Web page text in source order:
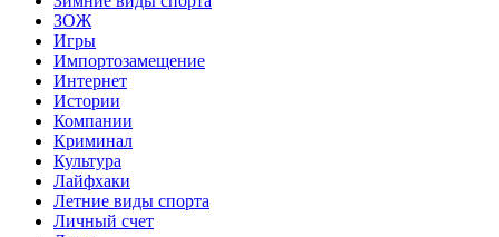
ЗОЖ
Игры
Импортозамещение
Интернет
Истории
Компании
Криминал
Культура
Лайфхаки
Летние виды спорта
Личный счет